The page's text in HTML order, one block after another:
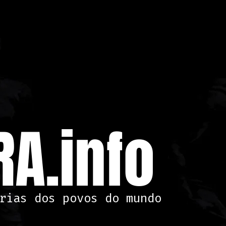
dos povos do mundo